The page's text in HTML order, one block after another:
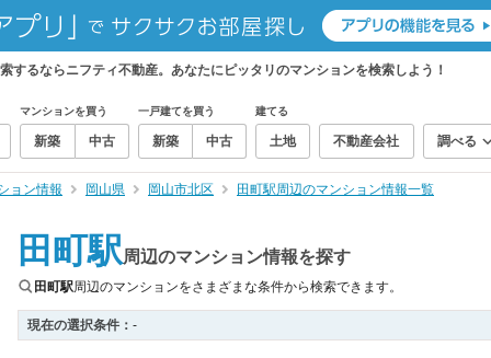
するならニフティ不動産。あなたにピッタリのマンションを検索しよう！
マンションを買う
新築 中古
一戸建てを買う
新築 中古
建てる
土地 不動産会社 調べる
ョン情報 岡山県 岡山市北区 田町駅周辺のマンション情報一覧
田町駅周辺のマンション情報を探す
田町駅周辺のマンションをさまざまな条件から検索できます。
現在の選択条件： -